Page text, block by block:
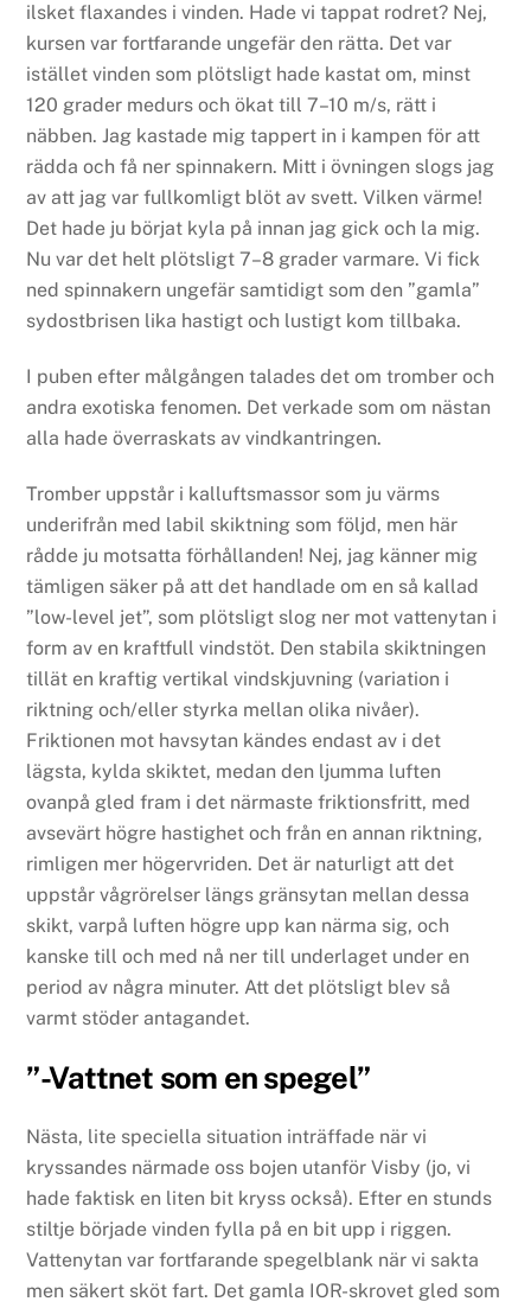
ilsket flaxandes i vinden. Hade vi tappat rodret? Nej,
kursen var fortfarande ungefär den rätta. Det var
istället vinden som plötsligt hade kastat om, minst
120 grader medurs och ökat till 7–10 m/s, rätt i
näbben. Jag kastade mig tappert in i kampen för att
rädda och få ner spinnakern. Mitt i övningen slogs jag
av att jag var fullkomligt blöt av svett. Vilken värme!
Det hade ju börjat kyla på innan jag gick och la mig.
Nu var det helt plötsligt 7–8 grader varmare. Vi fick
ned spinnakern ungefär samtidigt som den ”gamla”
sydostbrisen lika hastigt och lustigt kom tillbaka.
I puben efter målgången talades det om tromber och
andra exotiska fenomen. Det verkade som om nästan
alla hade överraskats av vindkantringen.
Tromber uppstår i kalluftsmassor som ju värms
underifrån med labil skiktning som följd, men här
rådde ju motsatta förhållanden! Nej, jag känner mig
tämligen säker på att det handlade om en så kallad
”low-level jet”, som plötsligt slog ner mot vattenytan i
form av en kraftfull vindstöt. Den stabila skiktningen
tillät en kraftig vertikal vindskjuvning (variation i
riktning och/eller styrka mellan olika nivåer).
Friktionen mot havsytan kändes endast av i det
lägsta, kylda skiktet, medan den ljumma luften
ovanpå gled fram i det närmaste friktionsfritt, med
avsevärt högre hastighet och från en annan riktning,
rimligen mer högervriden. Det är naturligt att det
uppstår vågrörelser längs gränsytan mellan dessa
skikt, varpå luften högre upp kan närma sig, och
kanske till och med nå ner till underlaget under en
period av några minuter. Att det plötsligt blev så
varmt stöder antagandet.
”-Vattnet som en spegel”
Nästa, lite speciella situation inträffade när vi
kryssandes närmade oss bojen utanför Visby (jo, vi
hade faktisk en liten bit kryss också). Efter en stunds
stiltje började vinden fylla på en bit upp i riggen.
Vattenytan var fortfarande spegelblank när vi sakta
men säkert sköt fart. Det gamla IOR-skrovet gled som